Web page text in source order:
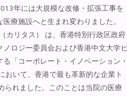
年には大規模な改修・拡張工事を
療施設へと生まれ変わりました。
カリタス） は、香港特別行政区政府
ロジー委員会および香港中文大学
る「コーポレート・イノベーション
おいて、香港で最も革新的な企業ト
られました。このことは当院の医療